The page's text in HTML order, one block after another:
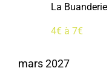
La Buanderie
4€ à 7€
mars 2027